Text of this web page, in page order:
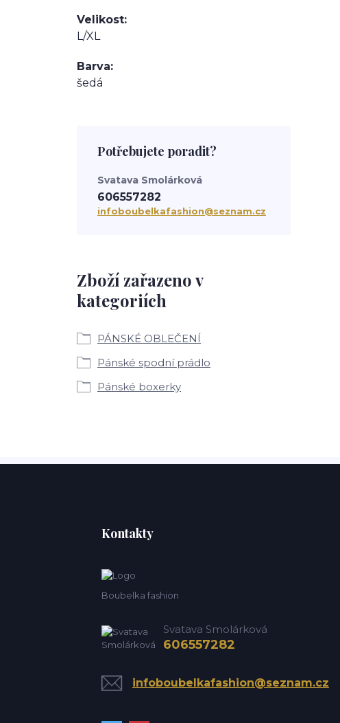
Velikost
L/XL
Barva
šedá
Zboží zařazeno v
kategoriích
PÁNSKÉ OBLEČENÍ
Pánské spodní prádlo
Pánské boxerky
Potřebujete poradit?
Svatava Smolárková
606557282
infoboubelkafashion@seznam.cz
Kontakty
Boubelka fashion
Svatava Smolárková
606557282
infoboubelkafashion@seznam.cz